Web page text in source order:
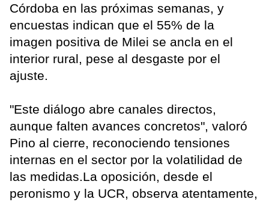
Córdoba en las próximas semanas, y
encuestas indican que el 55% de la
imagen positiva de Milei se ancla en el
interior rural, pese al desgaste por el
ajuste.
"Este diálogo abre canales directos,
aunque falten avances concretos", valoró
Pino al cierre, reconociendo tensiones
internas en el sector por la volatilidad de
las medidas.La oposición, desde el
peronismo y la UCR, observa atentamente,